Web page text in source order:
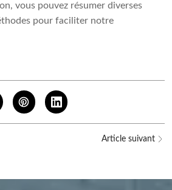
vous pouvez résumer diverses
pour faciliter notre
Article suivant